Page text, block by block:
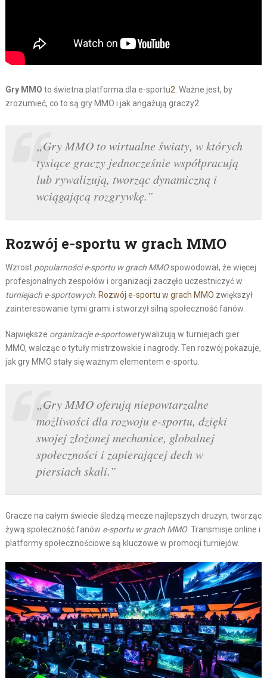
Gry MMO to świetna platforma dla e-sportu2. Ważne jest, by
zrozumieć, co to są gry MMO i jak angażują graczy2.
„Gry MMO to wirtualne światy, w których
tysiące graczy jednocześnie współpracują
lub rywalizują, tworząc dynamiczną i
wciągającą rozgrywkę.”
Rozwój e-sportu w grach MMO
Wzrost popularności e-sportu w grach MMOspowodował, że więcej
profesjonalnych zespołów i organizacji zaczęło uczestniczyć w
turniejach e-sportowych. Rozwój e-sportu w grach MMO zwiększył
zainteresowanie tymi grami i stworzył silną społeczność fanów.
Największe organizacje e-sportowerywalizują w turniejach gier
MMO, walcząc o tytuły mistrzowskie i nagrody. Ten rozwój pokazuje,
jak gry MMO stały się ważnym elementem e-sportu.
„Gry MMO oferują niepowtarzalne
możliwości dla rozwoju e-sportu, dzięki
swojej złożonej mechanice, globalnej
społeczności i zapierającej dech w
piersiach skali.”
Gracze na całym świecie śledzą mecze najlepszych drużyn, tworząc
żywą społeczność fanów e-sportu w grach MMO. Transmisje online i
platformy społecznościowe są kluczowe w promocji turniejów.